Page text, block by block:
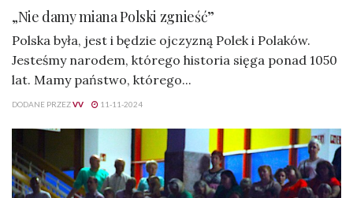
„Nie damy miana Polski zgnieść”
Polska była, jest i będzie ojczyzną Polek i Polaków.
Jesteśmy narodem, którego historia sięga ponad 1050
lat. Mamy państwo, którego...
DODANE PRZEZVV 11-11-2024